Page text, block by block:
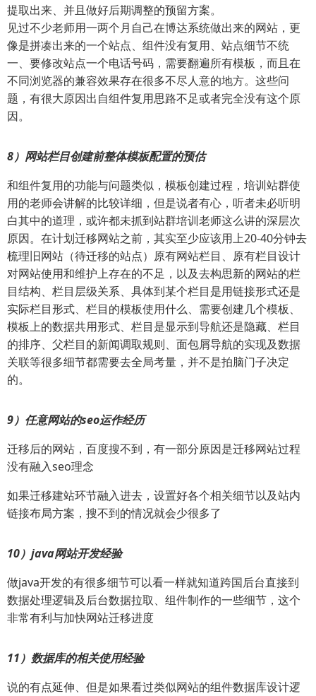
提取出来、并且做好后期调整的预留方案。
见过不少老师用一两个月自己在博达系统做出来的网站，更
像是拼凑出来的一个站点、组件没有复用、站点细节不统
一、要修改站点一个电话号码，需要翻遍所有模板，而且在
不同浏览器的兼容效果存在很多不尽人意的地方。这些问
题，有很大原因出自组件复用思路不足或者完全没有这个原
因。
8）网站栏目创建前整体模板配置的预估
和组件复用的功能与问题类似，模板创建过程，培训站群使
用的老师会讲解的比较详细，但是说者有心，听者未必听明
白其中的道理，或许都未抓到站群培训老师这么讲的深层次
原因。在计划迁移网站之前，其实至少应该用上20-40分钟去
梳理旧网站（待迁移的站点）原有网站栏目、原有栏目设计
对网站使用和维护上存在的不足，以及去构思新的网站的栏
目结构、栏目层级关系、具体到某个栏目是用链接形式还是
实际栏目形式、栏目的模板使用什么、需要创建几个模板、
模板上的数据共用形式、栏目是显示到导航还是隐藏、栏目
的排序、父栏目的新闻调取规则、面包屑导航的实现及数据
关联等很多细节都需要去全局考量，并不是拍脑门子决定
的。
9）任意网站的seo运作经历
迁移后的网站，百度搜不到，有一部分原因是迁移网站过程
没有融入seo理念
如果迁移建站环节融入进去，设置好各个相关细节以及站内
链接布局方案，搜不到的情况就会少很多了
10）java网站开发经验
做java开发的有很多细节可以看一样就知道跨国后台直接到
数据处理逻辑及后台数据拉取、组件制作的一些细节，这个
非常有利与加快网站迁移进度
11）数据库的相关使用经验
说的有点延伸、但是如果看过类似网站的组件数据库设计逻